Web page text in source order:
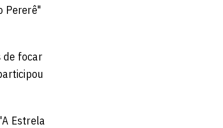
Pererê"
de focar
Estrela